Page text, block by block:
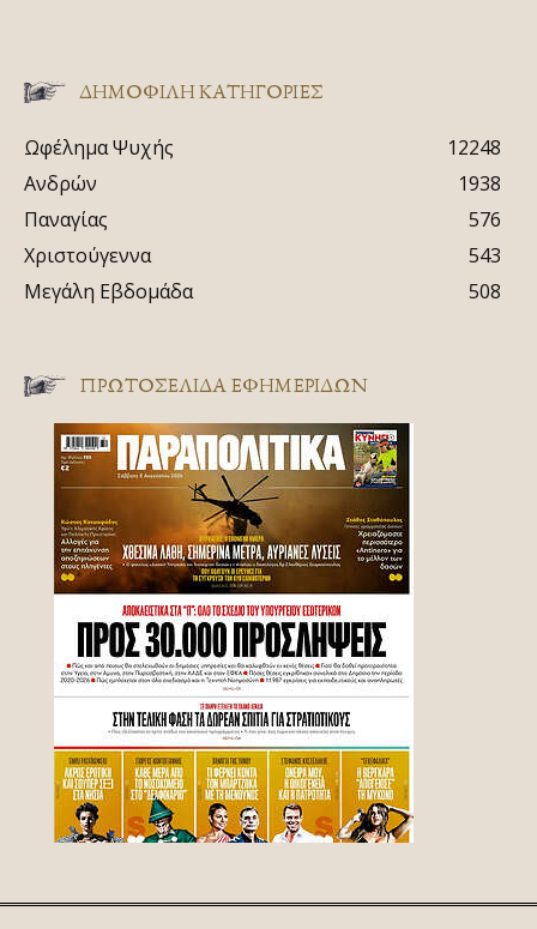
ΔΗΜΟΦΙΛΗ ΚΑΤΗΓΟΡΙΕΣ
Ωφέλημα Ψυχής
12248
Ανδρών
1938
Παναγίας
576
Χριστούγεννα
543
Μεγάλη Εβδομάδα
508
ΠΡΩΤΟΣΈΛΙΔΑ ΕΦΗΜΕΡΊΔΩΝ